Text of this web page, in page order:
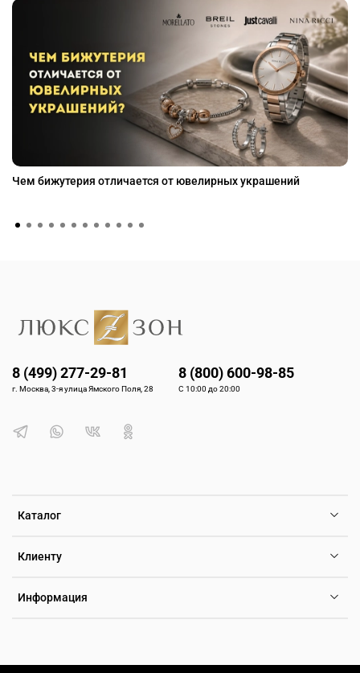
Чем бижутерия отличается от ювелирных украшений
Каталог
Клиенту
Информация
8 (499) 277-29-81
г. Москва, 3-я улица Ямского Поля, 28
8 (800) 600-98-85
С 10:00 до 20:00